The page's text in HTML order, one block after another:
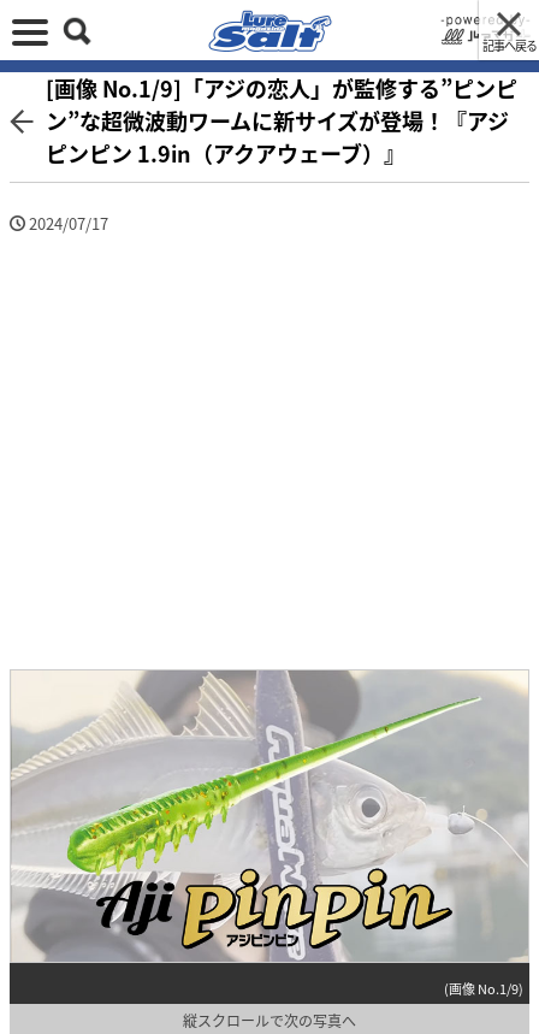
記事へ戻る
[画像 No.1/9]「アジの恋人」が監修する”ピンピ
ン”な超微波動ワームに新サイズが登場！『アジ
ピンピン 1.9in（アクアウェーブ）』
2024/07/17
(画像 No.1/9)
縦スクロールで次の写真へ